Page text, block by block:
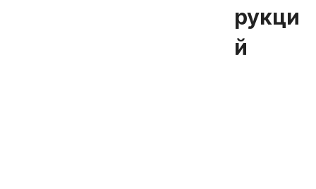
рукци
й